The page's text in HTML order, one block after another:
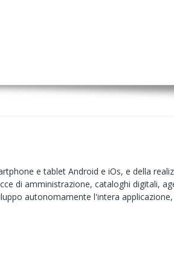
e tablet Android e iOs, e della
di amministrazione, cataloghi digitali,
autonomamente l'intera applicazione,